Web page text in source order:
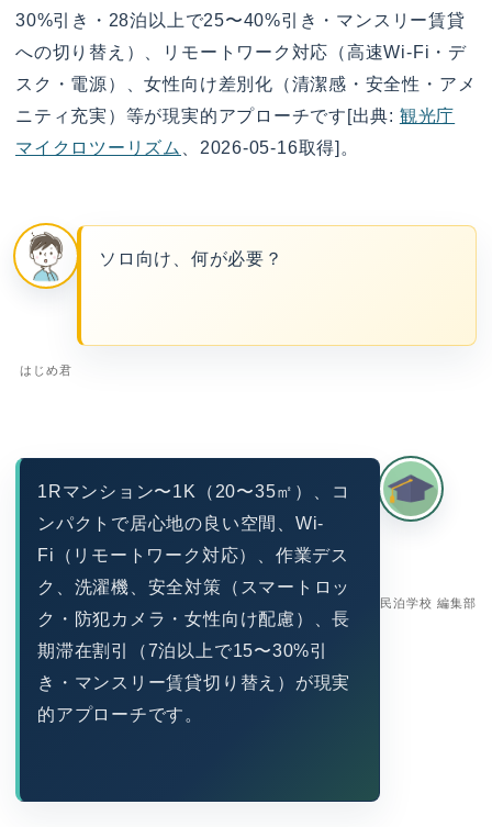
30%引き・28泊以上で25〜40%引き・マンスリー賃貸
への切り替え）、リモートワーク対応（高速Wi-Fi・デ
スク・電源）、女性向け差別化（清潔感・安全性・アメ
ニティ充実）等が現実的アプローチです[出典: 観光庁
マイクロツーリズム 、2026-05-16取得]。
はじめ君
ソロ向け、何が必要？
民泊学校 編集部
1Rマンション〜1K（20〜35㎡）、コ
ンパクトで居心地の良い空間、Wi-
Fi（リモートワーク対応）、作業デス
ク、洗濯機、安全対策（スマートロッ
ク・防犯カメラ・女性向け配慮）、長
期滞在割引（7泊以上で15〜30%引
き・マンスリー賃貸切り替え）が現実
的アプローチです。